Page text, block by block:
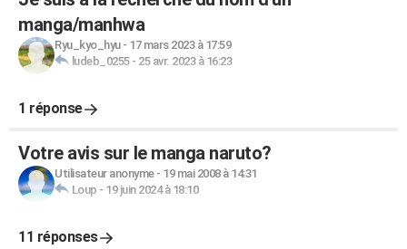
manga/manhwa
Ryu_kyo_hyu- 17 mars 2023 à 17:59
ludeb_0255- 25 avr. 2023 à 16:23
1 réponse
Votre avis sur le manga naruto?
Utilisateur anonyme- 19 mai 2008 à 14:31
Loup - 19 juin 2024 à 18:10
11 réponses